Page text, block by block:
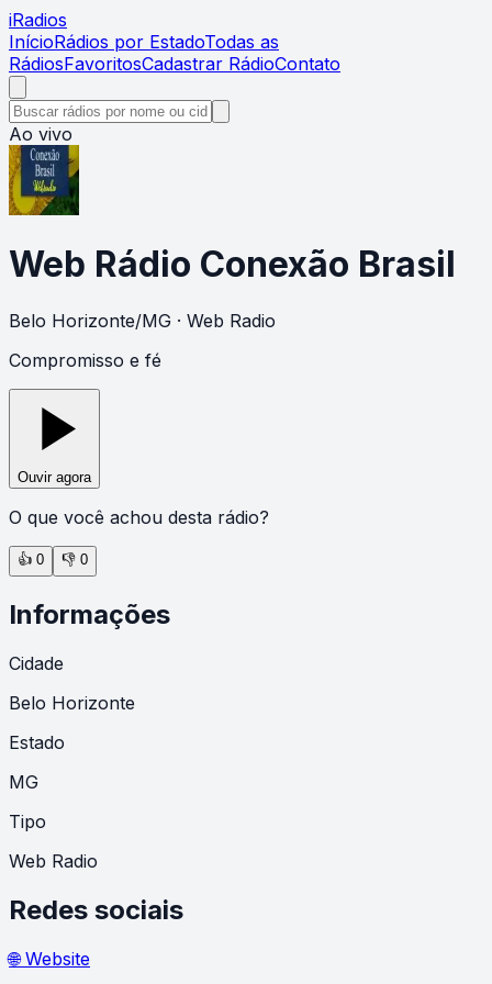
iRadios
InícioRádios por EstadoTodas as
RádiosFavoritosCadastrar RádioContato
Ao vivo
Web Rádio Conexão Brasil
Belo Horizonte/MG · Web Radio
Compromisso e fé
Ouvir agora
O que você achou desta rádio?
👍 0 👎 0
Informações
Cidade
Belo Horizonte
Estado
MG
Tipo
Web Radio
Redes sociais
🌐 Website